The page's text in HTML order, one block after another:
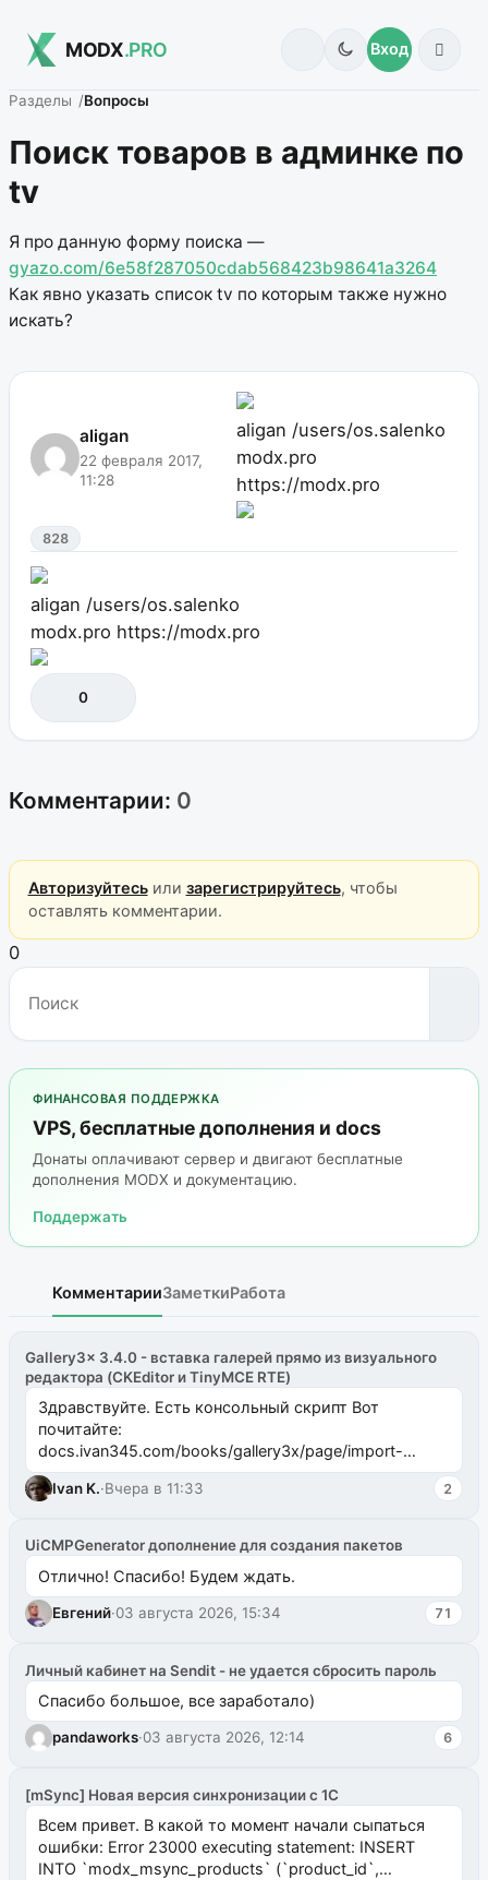
MODX.PRO Вход
Разделы Вопросы
Поиск товаров в админке по
tv
Я про данную форму поиска —
gyazo.com/6e58f287050cdab568423b98641a3264
Как явно указать список tv по которым также нужно
искать?
aligan
22 февраля 2017,
11:28
aligan /users/os.salenko
modx.pro
https://modx.pro
828
aligan /users/os.salenko
modx.pro https://modx.pro
0
Комментарии: 0
Авторизуйтесьили зарегистрируйтесь, чтобы
оставлять комментарии.
0
ФИНАНСОВАЯ ПОДДЕРЖКА
VPS, бесплатные дополнения и docs
Донаты оплачивают сервер и двигают бесплатные
дополнения MODX и документацию.
Поддержать
КомментарииЗаметкиРабота
Gallery3x 3.4.0 - вставка галерей прямо из визуального
редактора (CKEditor и TinyMCE RTE)
Здравствуйте. Есть консольный скрипт Вот
почитайте:
docs.ivan345.com/books/gallery3x/page/import-
ms2galleryphp
Ivan K.·Вчера в 11:33 2
UiCMPGenerator дополнение для создания пакетов
Отлично! Спасибо! Будем ждать.
Евгений·03 августа 2026, 15:34 71
Личный кабинет на Sendit - не удается сбросить пароль
Спасибо большое, все заработало)
pandaworks·03 августа 2026, 12:14 6
[mSync] Новая версия синхронизации с 1С
Всем привет. В какой то момент начали сыпаться
ошибки: Error 23000 executing statement: INSERT
INTO `modx_msync_products` (`product_id`,